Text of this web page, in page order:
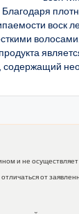
воск
содержащий
и не
от